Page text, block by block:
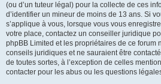
(ou d’un tuteur légal) pour la collecte de ces
d’identifier un mineur de moins de 13 ans. Si
s’applique à vous, lorsque vous vous
votre place, contactez un conseiller juridique
phpBB Limited et les propriétaires de ce forum
conseils juridiques et ne sauraient être
de toutes sortes, à l’exception de celles
contacter pour les abus ou les questions